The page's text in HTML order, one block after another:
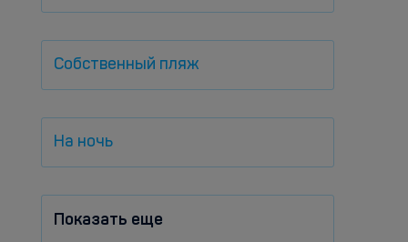
Собственный пляж
На ночь
Показать еще